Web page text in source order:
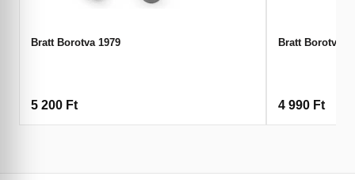
Bratt Borotva 1979
5 200 Ft
Bratt
4 990 Ft